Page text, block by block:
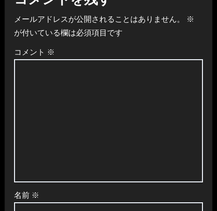
メールアドレスが公開されることはありません。
※
が付いている欄は必須項目です
コメント ※
名前 ※